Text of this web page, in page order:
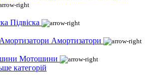
Підвіска
Амортизатори
Мотошини
категорій